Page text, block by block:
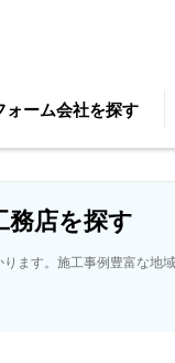
ォーム会社を探す
務店を探す
ます。施工事例豊富な地